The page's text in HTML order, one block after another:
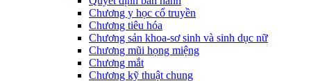
Chương y học cổ truyền
Chương tiêu hóa
Chương sản khoa-sơ sinh và sinh dục nữ
Chương mũi họng miệng
Chương mắt
Chương kỹ thuật chung